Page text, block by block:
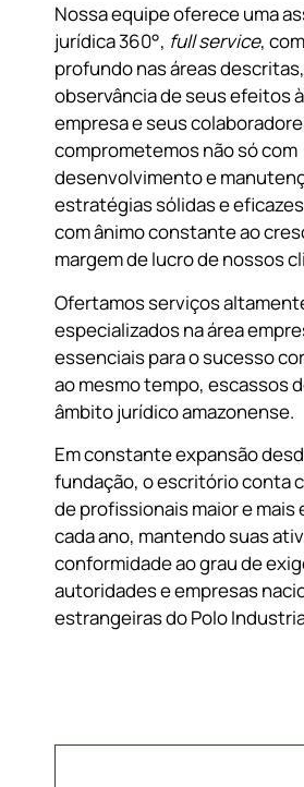
Nossa equipe oferece uma
jurídica 360°, full service,
profundo nas áreas
observância de seus efeitos
empresa e seus
comprometemos não só com
desenvolvimento e
estratégias sólidas e
com ânimo constante ao
margem de lucro de nossos
Ofertamos serviços
especializados na área
essenciais para o sucesso
ao mesmo tempo, escassos
âmbito jurídico amazonense.
Em constante expansão
fundação, o escritório conta
de profissionais maior e mais
cada ano, mantendo suas
conformidade ao grau de
autoridades e empresas
estrangeiras do Polo